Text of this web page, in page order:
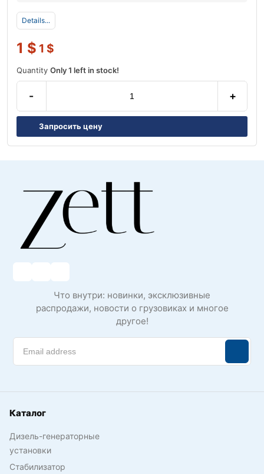
Details...
1 $ 1 $
Quantity Only 1 left in stock!
- +
Запросить цену
Что внутри: новинки, эксклюзивные
распродажи, новости о грузовиках и многое
другое!
Каталог
Дизель-генераторные
установки
Стабилизатор